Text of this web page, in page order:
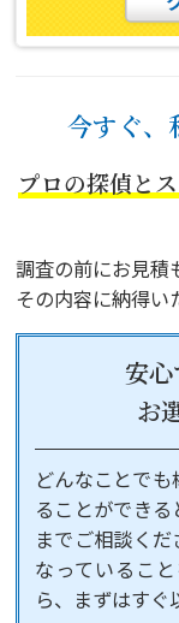
今すぐ、
プロの探偵と
調査の前にお見積
その内容に納得い
安
お
どんなことで
ることができ
までご相談く
なっているこ
ら、まずはすぐ